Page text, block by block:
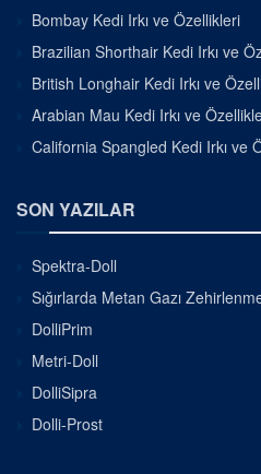
Bombay Kedi Irkı ve Özellikleri
Brazilian Shorthair Kedi Irkı ve
British Longhair Kedi Irkı ve
Arabian Mau Kedi Irkı ve
California Spangled Kedi Irkı ve
SON YAZILAR
Spektra-Doll
Sığırlarda Metan Gazı
DolliPrim
Metri-Doll
DolliSipra
Dolli-Prost